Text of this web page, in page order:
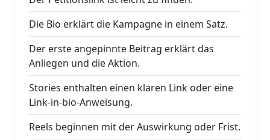
Die Bio erklärt die Kampagne in einem Satz.
Der erste angepinnte Beitrag erklärt das
Anliegen und die Aktion.
Stories enthalten einen klaren Link oder eine
Link-in-bio-Anweisung.
Reels beginnen mit der Auswirkung oder Frist.